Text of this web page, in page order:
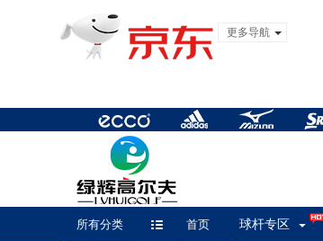
更多导航
首页
所有分类 球杆专区